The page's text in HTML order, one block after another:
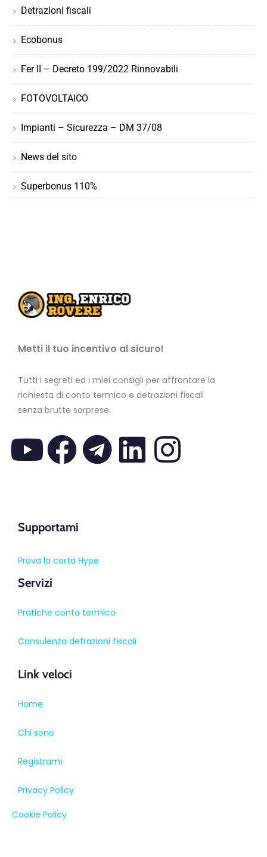
Detrazioni fiscali
Ecobonus
Fer II – Decreto 199/2022 Rinnovabili
FOTOVOLTAICO
Impianti – Sicurezza – DM 37/08
News del sito
Superbonus 110%
Metti il tuo incentivo al sicuro!
Tutti i segreti ed i miei consigli per affrontare la
richiesta di conto termico e detrazioni fiscali
senza brutte sorprese.
Supportami
Prova la carta Hype
Servizi
Pratiche conto termico
Consulenza detrazioni fiscali
Link veloci
Home
Chi sono
Registrami
Privacy Policy
Cookie Policy